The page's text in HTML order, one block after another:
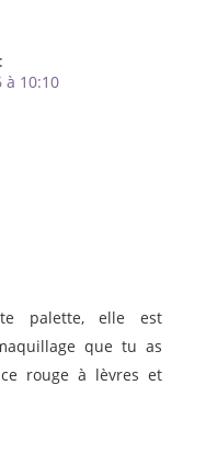
à 10:10
palette, elle est
que tu as
ce rouge à lèvres et